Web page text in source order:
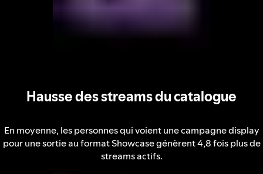
Hausse des streams du catalogue
En moyenne, les personnes qui voient une campagne display
pour une sortie au format Showcase génèrent 4,8 fois plus de
streams actifs.